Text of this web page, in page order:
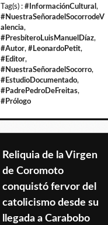
Tag(s) : #InformaciónCultural ,
#NuestraSeñoradelSocorrodeV
alencia,
#PresbíteroLuisManuelDíaz,
#Autor, #LeonardoPetit,
#Editor,
#NuestraSeñoradelSocorro,
#EstudioDocumentado,
#PadrePedroDeFreitas,
#Prólogo
Reliquia de la Virgen
de Coromoto
conquistó fervor del
catolicismo desde su
llegada a Carabobo